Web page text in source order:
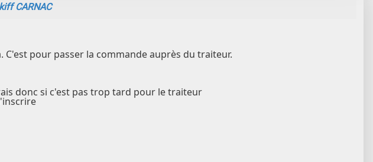
CARNAC
pour passer la commande auprès du traiteur.
donc si c'est pas trop tard pour le traiteur